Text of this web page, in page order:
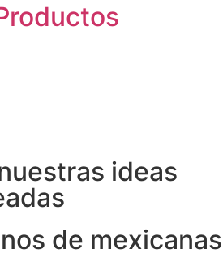
ideas
de mexicanas